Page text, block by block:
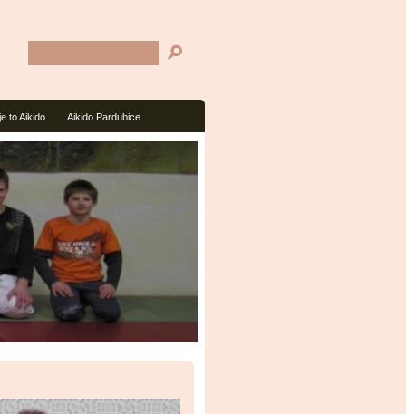
to Aikido Aikido Pardubice